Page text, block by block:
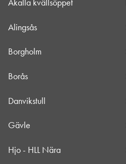
Akalla kvällsöppet
Alingsås
Borgholm
Borås
Danvikstull
Gävle
Hjo - HLL Nära